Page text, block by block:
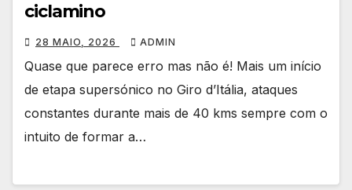
ciclamino
28 MAIO, 2026 ADMIN
Quase que parece erro mas não é! Mais um início
de etapa supersónico no Giro d’Itália, ataques
constantes durante mais de 40 kms sempre com o
intuito de formar a…